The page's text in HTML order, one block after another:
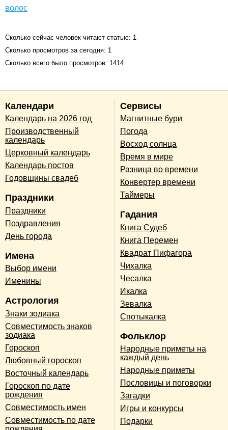
волос
Сколько сейчас человек читают статью: 1
Сколько просмотров за сегодня: 1
Сколько всего было просмотров: 1414
Календари
Календарь на 2026 год
Производственный
календарь
Церковный календарь
Календарь постов
Годовщины свадеб
Праздники
Праздники
Поздравления
День города
Имена
Выбор имени
Именины
Астрология
Знаки зодиака
Совместимость знаков
зодиака
Гороскоп
Любовный гороскоп
Восточный календарь
Гороскоп по дате
рождения
Совместимость имен
Совместимость по дате
Сервисы
Магнитные бури
Погода
Восход солнца
Время в мире
Разница во времени
Конвертер времени
Таймеры
Гадания
Книга Судеб
Книга Перемен
Квадрат Пифагора
Чихалка
Чесалка
Икалка
Зевалка
Спотыкалка
Фольклор
Народные приметы на
каждый день
Народные приметы
Пословицы и поговорки
Загадки
Игры и конкурсы
Подарки